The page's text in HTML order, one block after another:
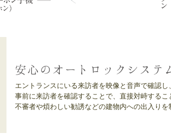
安心のオートロックシステ
エントランスにいる来訪者を映像と音声で確認し
事前に来訪者を確認することで、直接対峙するこ
不審者や煩わしい勧誘などの建物内への出入りを